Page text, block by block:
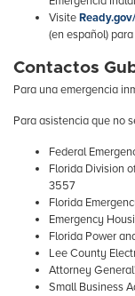
Visite
(en español)
Contactos
Para una emergencia
Para asistencia que no
Federal
Florida Division
3557
Florida
Emergency
Florida Power
Lee County
Attorney
Small Business